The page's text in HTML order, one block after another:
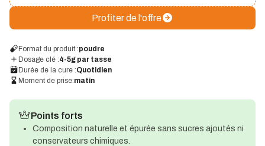
Profiter de l'offre
Format du produit :poudre
Dosage clé :4-5g par tasse
Durée de la cure :Quotidien
Moment de prise:matin
Points forts
Composition naturelle et épurée sans sucres ajoutés ni
conservateurs chimiques.